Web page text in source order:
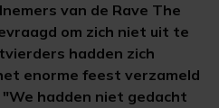
van de Rave The
om zich niet uit te
hadden zich
enorme feest verzameld
hadden niet gedacht